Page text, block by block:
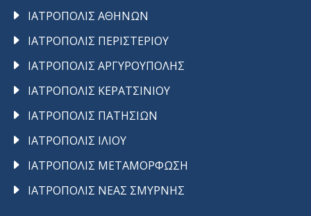
ΙΑΤΡΟΠΟΛΙΣ ΑΘΗΝΩΝ
ΙΑΤΡΟΠΟΛΙΣ ΠΕΡΙΣΤΕΡΙΟΥ
ΙΑΤΡΟΠΟΛΙΣ ΑΡΓΥΡΟΥΠΟΛΗΣ
ΙΑΤΡΟΠΟΛΙΣ ΚΕΡΑΤΣΙΝΙΟΥ
ΙΑΤΡΟΠΟΛΙΣ ΠΑΤΗΣΙΩΝ
ΙΑΤΡΟΠΟΛΙΣ ΙΛΙΟΥ
ΙΑΤΡΟΠΟΛΙΣ ΜΕΤΑΜΟΡΦΩΣΗ
ΙΑΤΡΟΠΟΛΙΣ ΝΕΑΣ ΣΜΥΡΝΗΣ